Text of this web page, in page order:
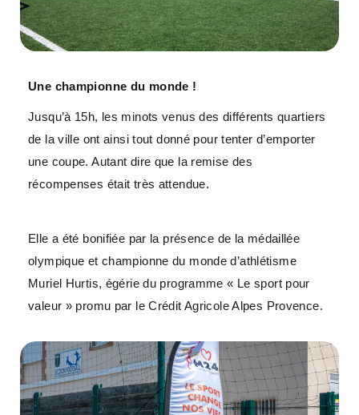
Une championne du monde !
Jusqu’à 15h, les minots venus des différents quartiers
de la ville ont ainsi tout donné pour tenter d’emporter
une coupe. Autant dire que la remise des
récompenses était très attendue.
Elle a été bonifiée par la présence de la médaillée
olympique et championne du monde d’athlétisme
Muriel Hurtis, égérie du programme « Le sport pour
valeur » promu par le Crédit Agricole Alpes Provence.